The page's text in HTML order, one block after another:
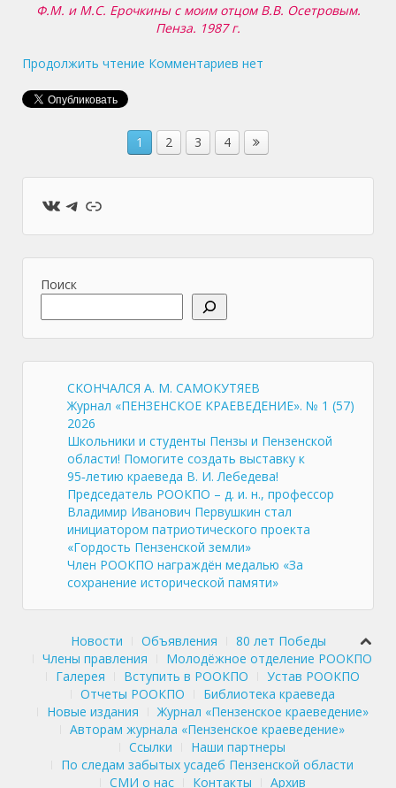
Ф.М. и М.С. Ерочкины с моим отцом В.В. Осетровым.
Пенза. 1987 г.
Продолжить чтение Комментариев нет
1 2 3 4
ВКонтакте
Telegram
Ссылка
Поиск
СКОНЧАЛСЯ А. М. САМОКУТЯЕВ
Журнал «ПЕНЗЕНСКОЕ КРАЕВЕДЕНИЕ». № 1 (57)
2026
Школьники и студенты Пензы и Пензенской
области! Помогите создать выставку к
95‑летию краеведа В. И. Лебедева!
Председатель РООКПО – д. и. н., профессор
Владимир Иванович Первушкин стал
инициатором патриотического проекта
«Гордость Пензенской земли»
Член РООКПО награждён медалью «За
сохранение исторической памяти»
Новости Объявления
80 лет Победы
Члены правления
Молодёжное отделение РООКПО
Галерея
Вступить в РООКПО
Устав РООКПО
Отчеты РООКПО
Библиотека краеведа
Новые издания
Журнал «Пензенское краеведение»
Авторам журнала «Пензенское краеведение»
Ссылки
Наши партнеры
По следам забытых усадеб Пензенской области
СМИ о нас
Контакты Архив